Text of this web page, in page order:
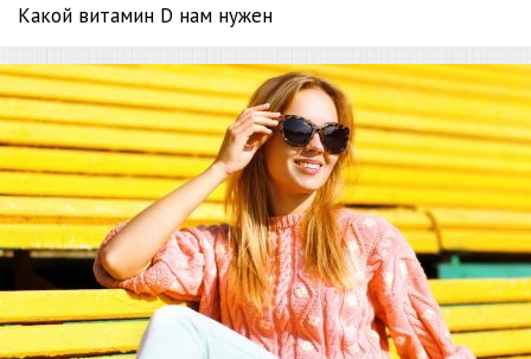
Какой витамин D нам нужен